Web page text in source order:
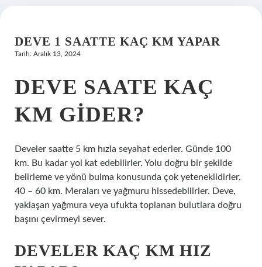
Hakkımızda
DEVE 1 SAATTE KAÇ KM YAPAR
Tarih: Aralık 13, 2024
DEVE SAATE KAÇ
KM GIDER?
Develer saatte 5 km hızla seyahat ederler. Günde 100
km. Bu kadar yol kat edebilirler. Yolu doğru bir şekilde
belirleme ve yönü bulma konusunda çok yeteneklidirler.
40 – 60 km. Meraları ve yağmuru hissedebilirler. Deve,
yaklaşan yağmura veya ufukta toplanan bulutlara doğru
başını çevirmeyi sever.
DEVELER KAÇ KM HIZ